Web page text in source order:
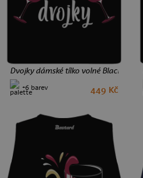
Dvojky dámské tílko volné Black
+6 barev 449 Kč